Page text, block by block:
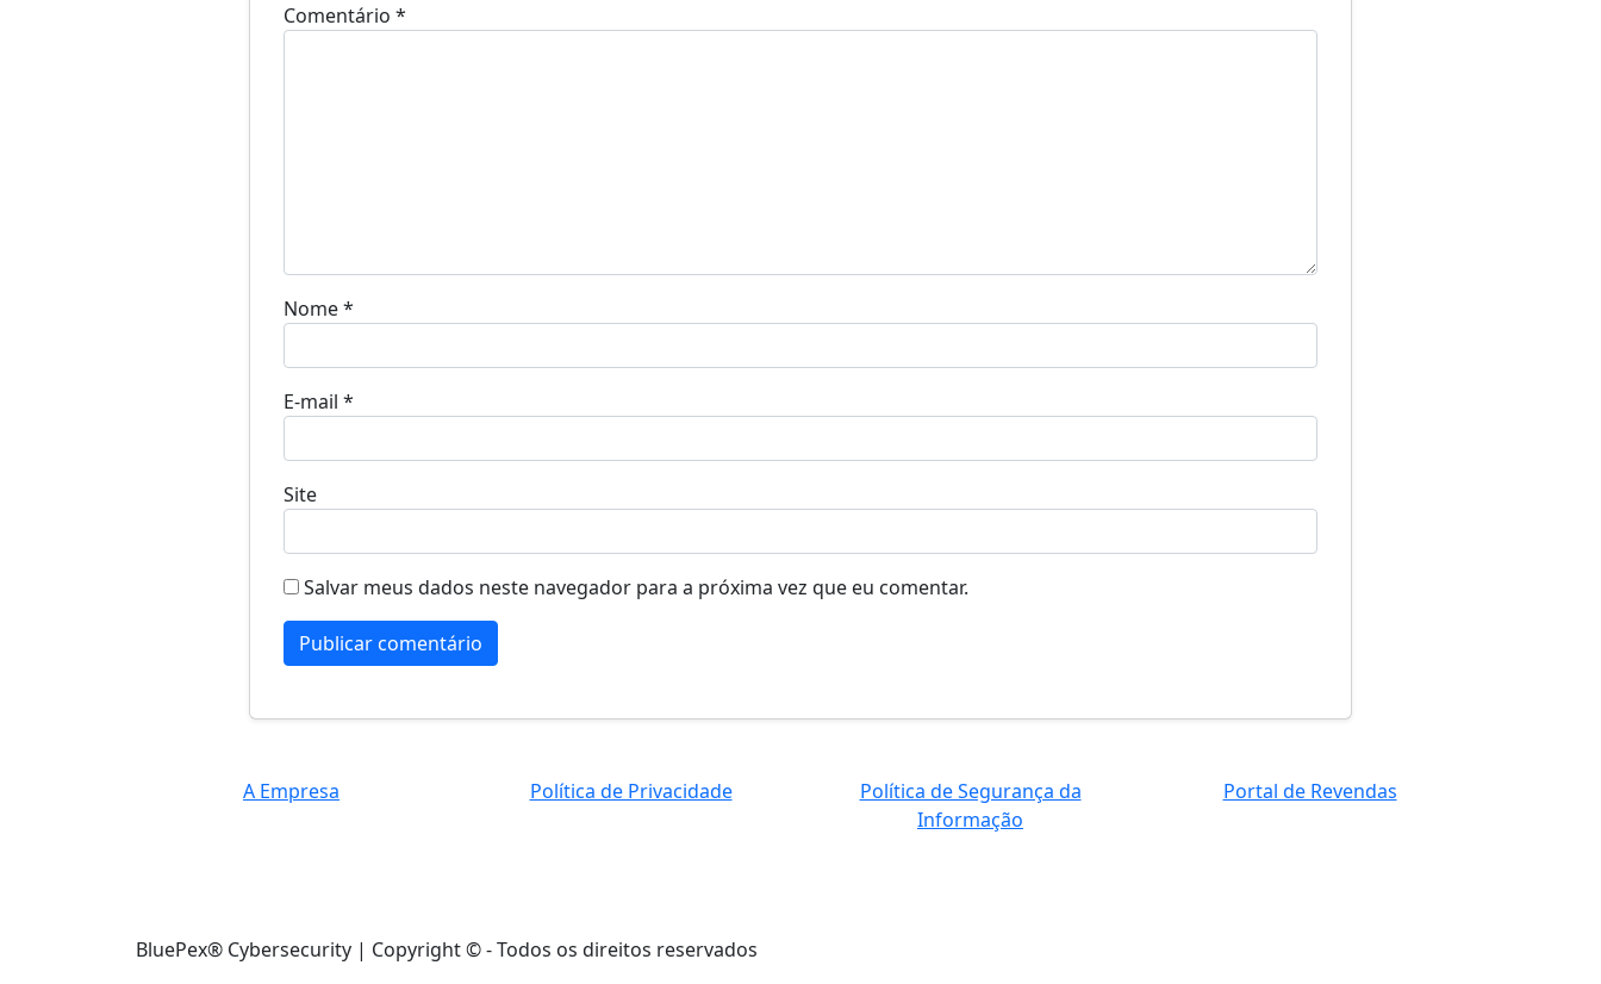
Comentário *
Nome*
E-mail *
Site
Salvar meus dados neste navegador para a próxima vez que eu comentar.
A Empresa Política de Privacidade
Política de Segurança da
Informação
Portal de Revendas
BluePex® Cybersecurity | Copyright © - Todos os direitos reservados